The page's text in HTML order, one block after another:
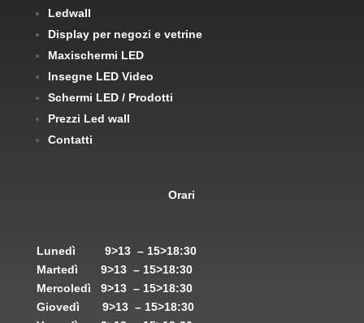
Ledwall
Display per negozi e vetrine
Maxischermi LED
Insegne LED Video
Schermi LED / Prodotti
Prezzi Led wall
Contatti
Orari
Lunedì 9>13 – 15>18:30
Martedì 9>13 – 15>18:30
Mercoledì 9>13 – 15>18:30
Giovedì 9>13 – 15>18:30